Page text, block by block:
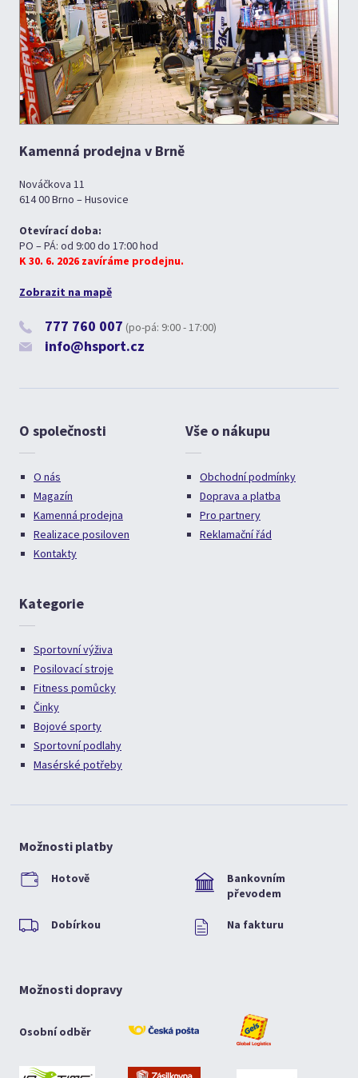
Kamenná prodejna v Brně
Nováčkova 11
614 00 Brno – Husovice
Otevírací doba:
PO – PÁ: od 9:00 do 17:00 hod
K 30. 6. 2026 zavíráme prodejnu.
Zobrazit na mapě
777 760 007 (po-pá: 9:00 - 17:00)
info@hsport.cz
O společnosti
O nás
Magazín
Kamenná prodejna
Realizace posiloven
Kontakty
Vše o nákupu
Obchodní podmínky
Doprava a platba
Pro partnery
Reklamační řád
Kategorie
Sportovní výživa
Posilovací stroje
Fitness pomůcky
Činky
Bojové sporty
Sportovní podlahy
Masérské potřeby
Možnosti platby
Hotově
Bankovním
převodem
Dobírkou Na fakturu
Možnosti dopravy
Osobní odběr